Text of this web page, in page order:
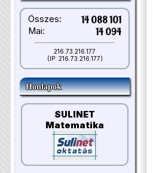
Összes: 14 088 101
Mai: 14 094
216.73.216.177
(IP: 216.73.216.177)
Honlapok
SULINET
Matematika